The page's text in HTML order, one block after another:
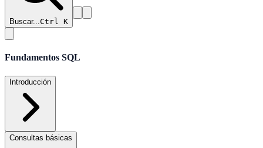
Buscar...Ctrl K
Fundamentos SQL
Introducción
Consultas básicas